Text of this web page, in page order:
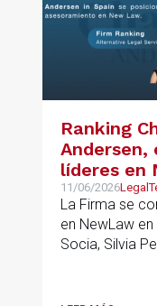
Ranking
líderes en
España y
11/06/2026
La Firma se
en NewLaw en
Socia, Silvia